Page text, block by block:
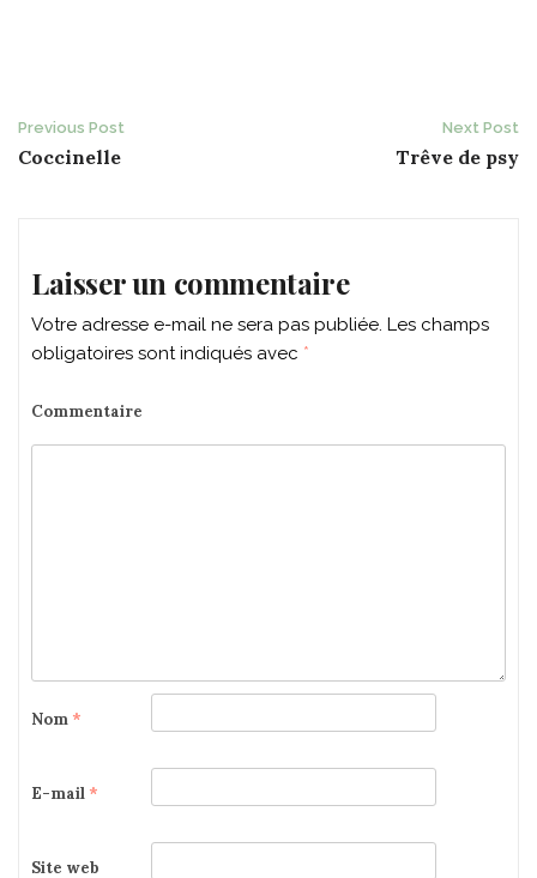
Post
Previous Post
Coccinelle
Next Post
Trêve de psy
Laisser un commentaire
Votre adresse e-mail ne sera pas publiée. Les champs
obligatoires sont indiqués avec *
Commentaire
Nom *
E-mail *
Site web